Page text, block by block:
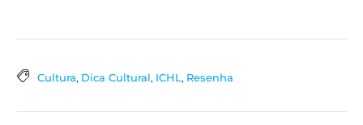
Cultura, Dica Cultural, ICHL, Resenha